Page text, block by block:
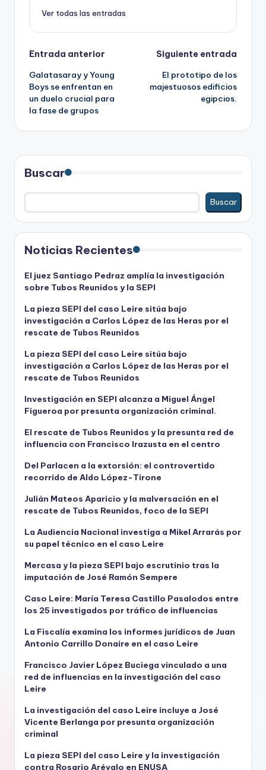
Ver todas las entradas
Navegación
de
entradas
Entrada anterior
Galatasaray y Young
Boys se enfrentan en
un duelo crucial para
la fase de grupos
Siguiente entrada
El prototipo de los
majestuosos edificios
egipcios.
Buscar
Buscar
Noticias Recientes
El juez Santiago Pedraz amplía la investigación
sobre Tubos Reunidos y la SEPI
La pieza SEPI del caso Leire sitúa bajo
investigación a Carlos López de las Heras por el
rescate de Tubos Reunidos
La pieza SEPI del caso Leire sitúa bajo
investigación a Carlos López de las Heras por el
rescate de Tubos Reunidos
Investigación en SEPI alcanza a Miguel Ángel
Figueroa por presunta organización criminal.
El rescate de Tubos Reunidos y la presunta red de
influencia con Francisco Irazusta en el centro
Del Parlacen a la extorsión: el controvertido
recorrido de Aldo López-Tirone
Julián Mateos Aparicio y la malversación en el
rescate de Tubos Reunidos, foco de la SEPI
La Audiencia Nacional investiga a Mikel Arrarás por
su papel técnico en el caso Leire
Mercasa y la pieza SEPI bajo escrutinio tras la
imputación de José Ramón Sempere
Caso Leire: María Teresa Castillo Pasalodos entre
los 25 investigados por tráfico de influencias
La Fiscalía examina los informes jurídicos de Juan
Antonio Carrillo Donaire en el caso Leire
Francisco Javier López Buciega vinculado a una
red de influencias en la investigación del caso
Leire
La investigación del caso Leire incluye a José
Vicente Berlanga por presunta organización
criminal
La pieza SEPI del caso Leire y la investigación
contra Rosario Arévalo en ENUSA